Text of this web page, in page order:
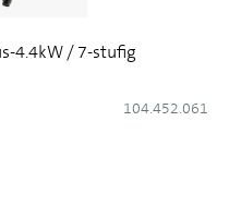
4.4kW / 7-stufig
104.452.061